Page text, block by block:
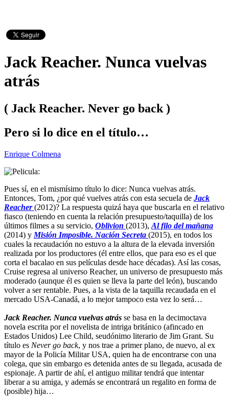
Jack Reacher. Nunca vuelvas
atrás
( Jack Reacher. Never go back )
Pero si lo dice en el título…
Enrique Colmena
Pues sí, en el mismísimo título lo dice: Nunca vuelvas atrás.
Entonces, Tom, ¿por qué vuelves atrás con esta secuela de Jack
Reacher (2012)? La respuesta quizá haya que buscarla en el relativo
fiasco (teniendo en cuenta la relación presupuesto/taquilla) de los
últimos filmes a su servicio, Oblivion (2013), Al filo del mañana
(2014) y Misión Imposible. Nación Secreta (2015), en todos los
cuales la recaudación no estuvo a la altura de la elevada inversión
realizada por los productores (él entre ellos, que para eso es el que
corta el bacalao en sus películas desde hace décadas). Así las cosas,
Cruise regresa al universo Reacher, un universo de presupuesto más
moderado (aunque él es quien se lleva la parte del león), buscando
volver a ser rentable. Pues, a la vista de la taquilla recaudada en el
mercado USA-Canadá, a lo mejor tampoco esta vez lo será…
Jack Reacher. Nunca vuelvas atrás se basa en la decimoctava
novela escrita por el novelista de intriga británico (afincado en
Estados Unidos) Lee Child, seudónimo literario de Jim Grant. Su
título es Never go back, y nos trae a primer plano, de nuevo, al ex
mayor de la Policía Militar USA, quien ha de encontrarse con una
colega, que sin embargo es detenida antes de su llegada, acusada de
espionaje. A partir de ahí, el antiguo militar tendrá que intentar
liberar a su amiga, y además se encontrará un regalito en forma de
(posible) hija…